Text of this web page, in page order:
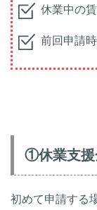
休業中の
前回申請
①休業支援
初めて申請する